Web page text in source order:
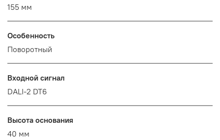
155 мм
Особенность
Поворотный
Входной сигнал
DALI-2 DT6
Высота основания
40 мм